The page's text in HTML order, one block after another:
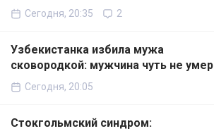
Сегодня, 20:35 2
Узбекистанка избила мужа
сковородкой: мужчина чуть не умер
Сегодня, 20:05
Стокгольмский синдром: